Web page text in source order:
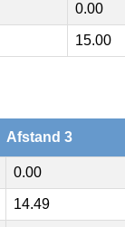
0.00
15.00
Afstand 3
0.00
14.49